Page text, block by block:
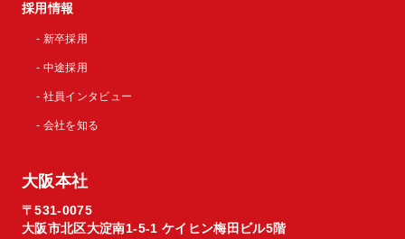
採用情報
- 新卒採用
- 中途採用
- 社員インタビュー
- 会社を知る
大阪本社
〒531-0075
大阪市北区大淀南1-5-1 ケイヒン梅田ビル5階